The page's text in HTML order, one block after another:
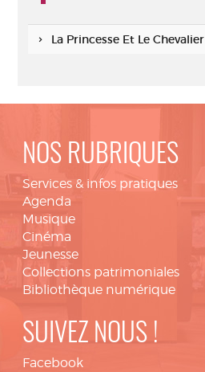
La Princesse Et Le Chevalier
NOS RUBRIQUES
Services & infos pratiques
Agenda
Musique
Cinéma
Jeunesse
Collections patrimoniales
Bibliothèque numérique
SUIVEZ NOUS !
Facebook